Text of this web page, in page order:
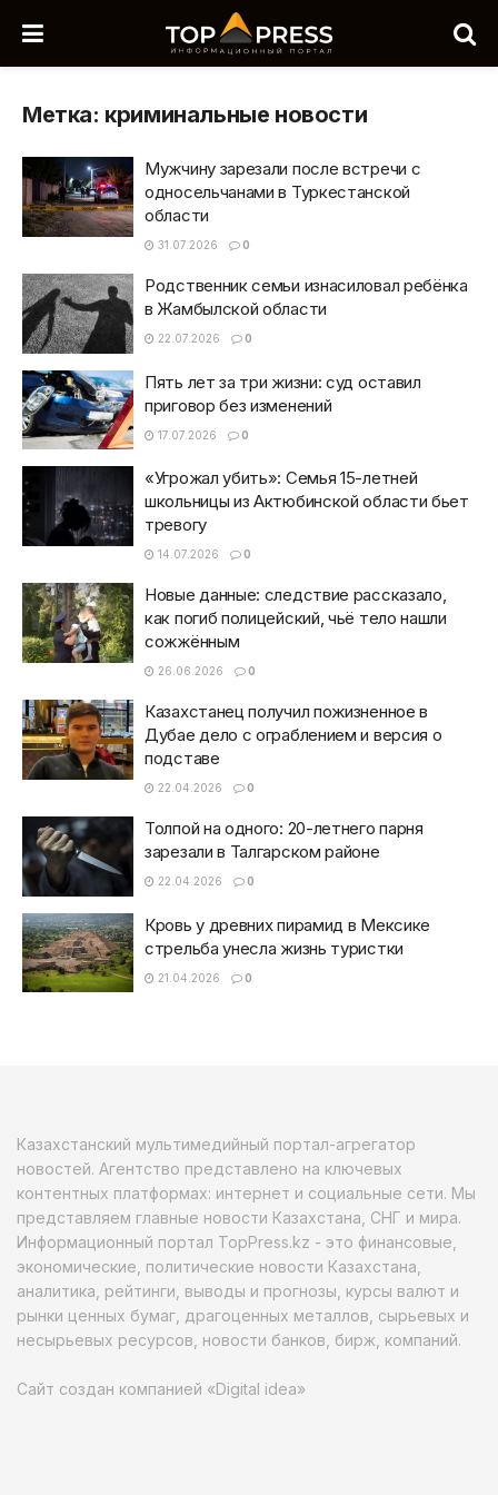
Метка: криминальные новости
Мужчину зарезали после встречи с
односельчанами в Туркестанской
области
31.07.2026 0
Родственник семьи изнасиловал ребёнка
в Жамбылской области
22.07.2026 0
Пять лет за три жизни: суд оставил
приговор без изменений
17.07.2026 0
«Угрожал убить»: Семья 15-летней
школьницы из Актюбинской области бьет
тревогу
14.07.2026 0
Новые данные: следствие рассказало,
как погиб полицейский, чьё тело нашли
сожжённым
26.06.2026 0
Казахстанец получил пожизненное в
Дубае дело с ограблением и версия о
подставе
22.04.2026 0
Толпой на одного: 20-летнего парня
зарезали в Талгарском районе
22.04.2026 0
Кровь у древних пирамид в Мексике
стрельба унесла жизнь туристки
21.04.2026 0
Казахстанский мультимедийный портал-агрегатор
новостей. Агентство представлено на ключевых
контентных платформах: интернет и социальные сети. Мы
представляем главные новости Казахстана, СНГ и мира.
Информационный портал TopPress.kz - это финансовые,
экономические, политические новости Казахстана,
аналитика, рейтинги, выводы и прогнозы, курсы валют и
рынки ценных бумаг, драгоценных металлов, сырьевых и
несырьевых ресурсов, новости банков, бирж, компаний.
Сайт создан компанией «Digital idea»